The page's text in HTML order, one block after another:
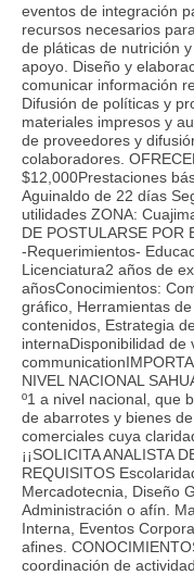
eventos de integración
recursos necesarios
de pláticas de nutrición
apoyo. Diseño y
comunicar información
Difusión de políticas y
materiales impresos y
de proveedores y
colaboradores.
$12,000Prestaciones
Aguinaldo de 22 días
utilidades ZONA:
DE POSTULARSE POR
-Requerimientos-
Licenciatura2 años de
añosConocimientos:
gráfico, Herramientas
contenidos, Estrategia
internaDisponibilidad de
NIVEL NACIONAL
º1 a nivel nacional, que
de abarrotes y bienes
comerciales cuya
¡¡SOLICITA ANALISTA
REQUISITOS
Mercadotecnia, Diseño
Administración o afín.
Interna, Eventos
afines.
coordinación de